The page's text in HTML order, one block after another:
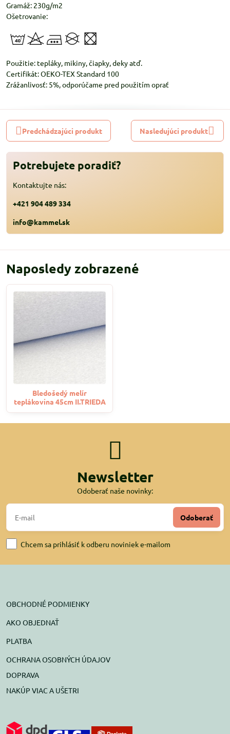
Gramáž: 230g/m2
Ošetrovanie:
Použitie: tepláky, mikiny, čiapky, deky atď.
Certifikát: OEKO-TEX Standard 100
Zrážanlivosť: 5%, odporúčame pred použitím oprať
Predchádzajúci produkt Nasledujúci produkt
Potrebujete poradiť?
Kontaktujte nás:
+421 904 489 334
info@kammel.sk
Naposledy zobrazené
Bledošedý melír
teplákovina 45cm II.TRIEDA
Newsletter
Odoberať naše novinky:
Odoberať
Chcem sa prihlásiť k odberu noviniek e-mailom
OBCHODNÉ PODMIENKY
AKO OBJEDNAŤ
PLATBA
OCHRANA OSOBNÝCH ÚDAJOV
DOPRAVA
NAKÚP VIAC A UŠETRI